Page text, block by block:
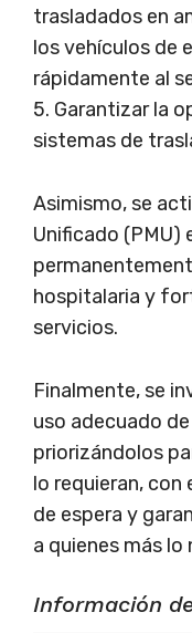
trasladados en
los vehículos de
rápidamente al
5. Garantizar la
sistemas de
Asimismo, se
Unificado (PMU)
hospitalaria y
servicios.
Finalmente, se
uso adecuado
priorizándolos
lo requieran, con
de espera y
a quienes más lo
Información